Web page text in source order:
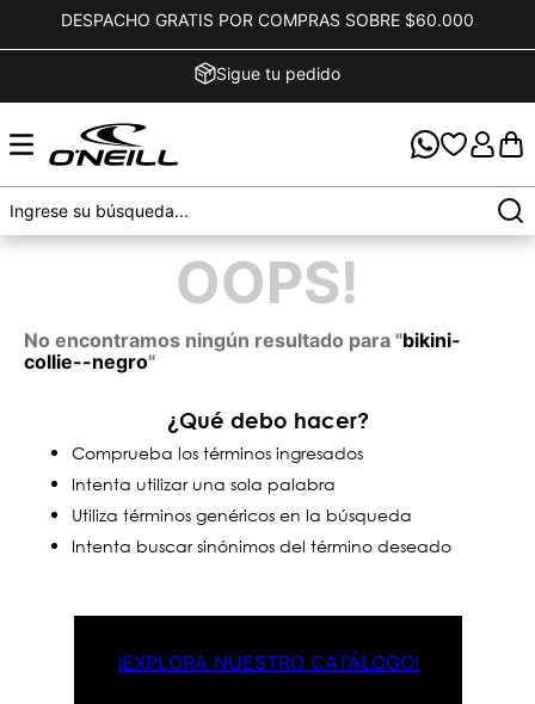
DESPACHO GRATIS POR COMPRAS SOBRE $60.000
Sigue tu pedido
OOPS!
No encontramos ningún resultado para "bikini-
collie--negro"
¿Qué debo hacer?
Comprueba los términos ingresados
Intenta utilizar una sola palabra
Utiliza términos genéricos en la búsqueda
Intenta buscar sinónimos del término deseado
¡EXPLORA NUESTRO CATÁLOGO!